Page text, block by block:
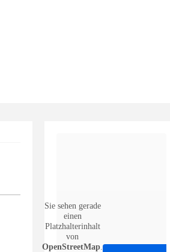
Sie sehen gerade
einen
Platzhalterinhalt
von
OpenStreetMap.